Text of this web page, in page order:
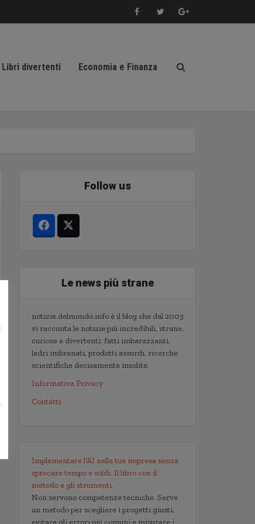
Libri divertenti Economia e Finanza
Follow us
Le news più strane
notizie.delmondo.info è il blog che dal 2003
vi racconta le notizie più incredibili, strane,
curiose e divertenti: fatti imbarazzanti,
ladri imbranati, prodotti assurdi, ricerche
scientifiche decisamente insolite.
Informativa Privacy
Contatti
Implementare l'AI nella tua impresa senza
sprecare tempo e soldi. Il libro con il
metodo e gli strumenti.
Non servono competenze tecniche. Serve
un metodo per scegliere i progetti giusti,
evitare gli errori più comuni e misurare i